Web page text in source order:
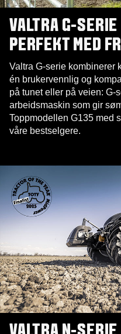
VALTRA G-SERIE
PERFEKT MED
Valtra G-serie kombinerer
én brukervennlig og
på tunet eller på veien: G-
arbeidsmaskin som gir
Toppmodellen G135 med
våre bestselgere.